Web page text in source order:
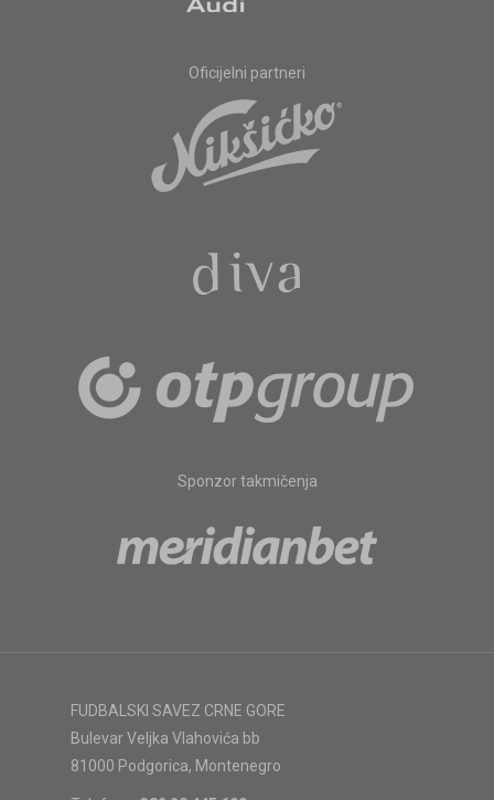
Oficijelni partneri
Sponzor takmičenja
FUDBALSKI SAVEZ CRNE GORE
Bulevar Veljka Vlahovića bb
81000 Podgorica, Montenegro